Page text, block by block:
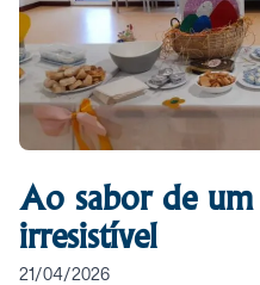
Ao sabor de
irresistível
21/04/2026